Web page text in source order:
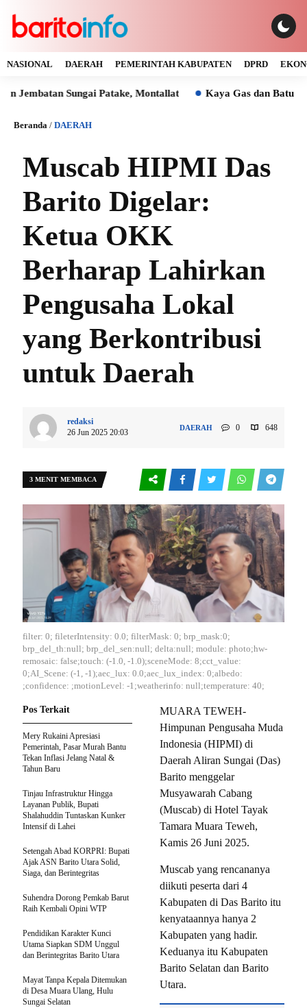
NASIONAL DAERAH PEMERINTAH KABUPATEN DPRD
Sungai Patake, Montallat Kaya Gas dan Batu Bara
Beranda / DAERAH
Muscab HIPMI Das
Barito Digelar:
Ketua OKK
Berharap Lahirkan
Pengusaha Lokal
yang Berkontribusi
untuk Daerah
redaksi
26 Jun 2025 20:03
DAERAH 0 648
3 MENIT MEMBACA
filter: 0; fileterIntensity: 0.0; filterMask: 0; brp_mask:0;
brp_del_th:null; brp_del_sen:null; delta:null; module: photo;hw-
remosaic: false;touch: (-1.0, -1.0);sceneMode: 8;cct_value:
0;AI_Scene: (-1, -1);aec_lux: 0.0;aec_lux_index: 0;albedo:
;confidence: ;motionLevel: -1;weatherinfo: null;temperature: 40;
MUARA TEWEH-
Himpunan Pengusaha Muda
Indonesia (HIPMI) di
Daerah Aliran Sungai (Das)
Barito menggelar
Musyawarah Cabang
(Muscab) di Hotel Tayak
Tamara Muara Teweh,
Kamis 26 Juni 2025.
Muscab yang rencananya
diikuti peserta dari 4
Kabupaten di Das Barito itu
kenyataannya hanya 2
Kabupaten yang hadir.
Keduanya itu Kabupaten
Barito Selatan dan Barito
Utara.
Pos Terkait
Mery Rukaini Apresiasi
Pemerintah, Pasar Murah Bantu
Tekan Inflasi Jelang Natal &
Tahun Baru
Tinjau Infrastruktur Hingga
Layanan Publik, Bupati
Shalahuddin Tuntaskan Kunker
Intensif di Lahei
Setengah Abad KORPRI: Bupati
Ajak ASN Barito Utara Solid,
Siaga, dan Berintegritas
Suhendra Dorong Pemkab Barut
Raih Kembali Opini WTP
Pendidikan Karakter Kunci
Utama Siapkan SDM Unggul
dan Berintegritas Barito Utara
Mayat Tanpa Kepala Ditemukan
di Desa Muara Ulang, Hulu
Sungai Selatan